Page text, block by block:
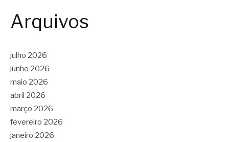
Arquivos
julho 2026
junho 2026
maio 2026
abril 2026
março 2026
fevereiro 2026
janeiro 2026